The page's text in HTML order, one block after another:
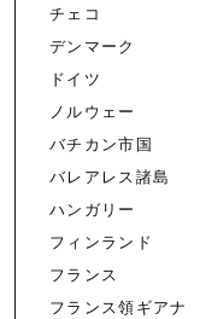
チェコ
デンマーク
ドイツ
ノルウェー
バチカン市国
バレアレス諸島
ハンガリー
フィンランド
フランス
フランス領ギアナ